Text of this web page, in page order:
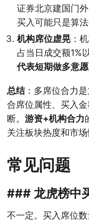
证券北京建国门
买入可能只是算
机构席位虚晃 ：
占当日成交额1%
代表短期做多意愿
总结：多席位合力
合席位属性、买入
断。 游资+机构合力
关注板块热度和市场
常见问题
### 龙虎榜中
不一定。买入席位